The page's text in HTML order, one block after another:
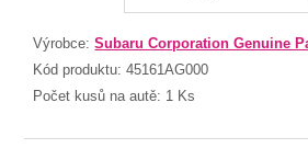
Výrobce:Subaru Corporation Genuine
Kód produktu:45161AG000
Počet kusů na autě: 1 Ks